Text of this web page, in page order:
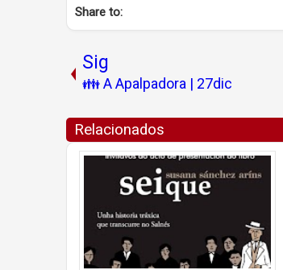
Share to:
Sig
👪 A Apalpadora | 27dic
Relacionados